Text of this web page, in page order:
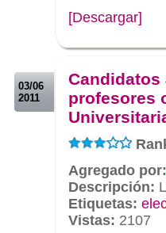
[Descargar]
03/06
2011
Candidatos
profesores
Agregado por:
Descripción:
Etiquetas:
Vistas: 2107